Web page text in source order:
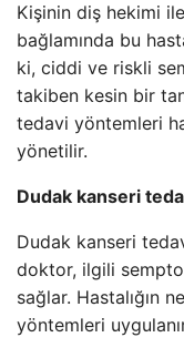
Kişinin diş hekimi
bağlamında bu
ki, ciddi ve riskli
takiben kesin bir
tedavi yöntemleri
yönetilir.
Dudak kanseri
Dudak kanseri
doktor, ilgili
sağlar. Hastalığın
yöntemleri